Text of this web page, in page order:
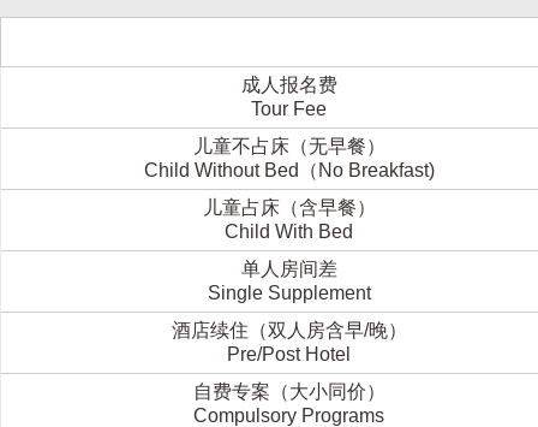
成人报名费
Tour Fee
儿童不占床（无早餐）
Child Without Bed（No Breakfast)
儿童占床（含早餐）
Child With Bed
单人房间差
Single Supplement
酒店续住（双人房含早/晚）
Pre/Post Hotel
自费专案（大小同价）
Compulsory Programs